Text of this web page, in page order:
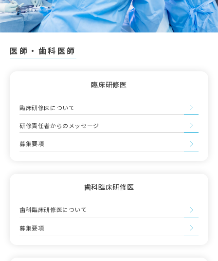
医師・歯科医師
臨床研修医
臨床研修医について
研修責任者からのメッセージ
募集要項
歯科臨床研修医
歯科臨床研修医について
募集要項